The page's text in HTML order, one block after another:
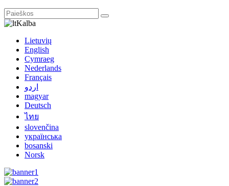
Kalba
Lietuvių
English
Cymraeg
Nederlands
Français
اردو
magyar
Deutsch
ไทย
slovenčina
українська
bosanski
Norsk